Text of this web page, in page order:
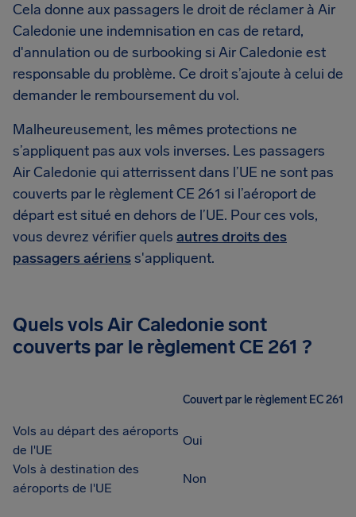
Cela donne aux passagers le droit de réclamer à Air
Caledonie une indemnisation en cas de retard,
d'annulation ou de surbooking si Air Caledonie est
responsable du problème. Ce droit s’ajoute à celui de
demander le remboursement du vol.
Malheureusement, les mêmes protections ne
s’appliquent pas aux vols inverses. Les passagers
Air Caledonie qui atterrissent dans l’UE ne sont pas
couverts par le règlement CE 261 si l’aéroport de
départ est situé en dehors de l’UE. Pour ces vols,
vous devrez vérifier quels autres droits des
passagers aérienss'appliquent.
Quels vols Air Caledonie sont
couverts par le règlement CE 261 ?
Couvert par le règlement EC 261
Vols au départ des aéroports
de l'UE
Oui
Vols à destination des
aéroports de l'UE
Non